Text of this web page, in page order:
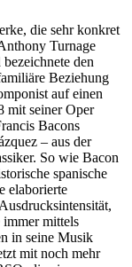
die sehr konkret
Turnage
den
Beziehung
auf einen
mit seiner Oper
Bacons
– aus der
So wie Bacon
spanische
elaborierte
mittels
in seine Musik
mit noch mehr